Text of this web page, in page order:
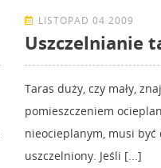
LISTOPAD 04 2009
Uszczelnianie
Taras duży, czy mały,
pomieszczeniem
nieocieplanym, musi
uszczelniony. Jeśli [...]